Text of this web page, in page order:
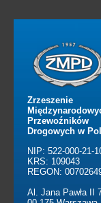
Zrzeszenie
Przewoźników
Drogowych w
NIP: 522-000-21-
KRS: 109043
REGON:
Al. Jana Pawła II